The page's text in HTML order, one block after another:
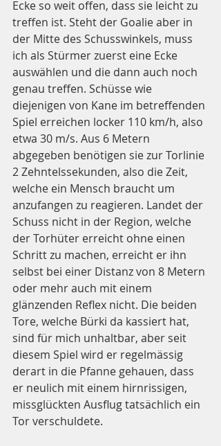
Ecke so weit offen, dass sie leicht zu
treffen ist. Steht der Goalie aber in
der Mitte des Schusswinkels, muss
ich als Stürmer zuerst eine Ecke
auswählen und die dann auch noch
genau treffen. Schüsse wie
diejenigen von Kane im betreffenden
Spiel erreichen locker 110 km/h, also
etwa 30 m/s. Aus 6 Metern
abgegeben benötigen sie zur Torlinie
2 Zehntelssekunden, also die Zeit,
welche ein Mensch braucht um
anzufangen zu reagieren. Landet der
Schuss nicht in der Region, welche
der Torhüter erreicht ohne einen
Schritt zu machen, erreicht er ihn
selbst bei einer Distanz von 8 Metern
oder mehr auch mit einem
glänzenden Reflex nicht. Die beiden
Tore, welche Bürki da kassiert hat,
sind für mich unhaltbar, aber seit
diesem Spiel wird er regelmässig
derart in die Pfanne gehauen, dass
er neulich mit einem hirnrissigen,
missglückten Ausflug tatsächlich ein
Tor verschuldete.